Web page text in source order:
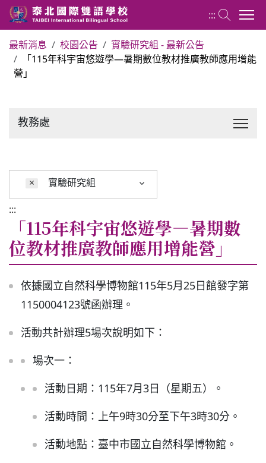
最新消息 校園公告
實驗研究組 - 最新公告
「115年科宇宙悠遊學—暑期數位教材推廣教師應用增能
營」
教務處
× 實驗研究組
:::
「115年科宇宙悠遊學—暑期數
位教材推廣教師應用增能營」
依據國立自然科學博物館115年5月25日館發字第
1150004123號函辦理。
活動共計辦理5場次說明如下：
場次一：
活動日期：115年7月3日（星期五）。
活動時間：上午9時30分至下午3時30分。
活動地點：臺中市國立自然科學博物館。
:::
關於泰北
行事曆
校內分機表
普通型高中
技術型高中
雙語國中部
招生網站